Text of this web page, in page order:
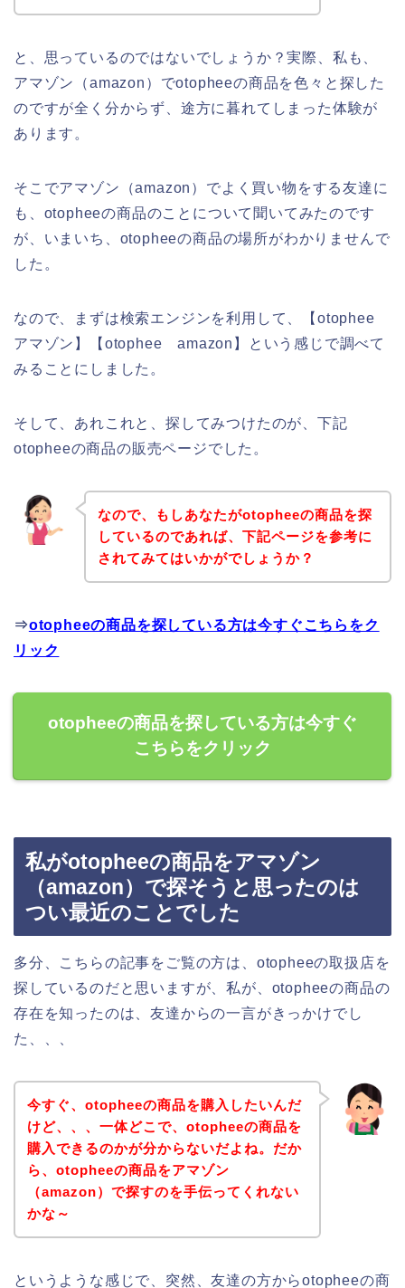
と、思っているのではないでしょうか？実際、私も、
アマゾン（amazon）でotopheeの商品を色々と探した
のですが全く分からず、途方に暮れてしまった体験が
あります。
そこでアマゾン（amazon）でよく買い物をする友達に
も、otopheeの商品のことについて聞いてみたのです
が、いまいち、otopheeの商品の場所がわかりませんで
した。
なので、まずは検索エンジンを利用して、【otophee
アマゾン】【otophee amazon】という感じで調べて
みることにしました。
そして、あれこれと、探してみつけたのが、下記
otopheeの商品の販売ページでした。
なので、もしあなたがotopheeの商品を探
しているのであれば、下記ページを参考に
されてみてはいかがでしょうか？
⇒otopheeの商品を探している方は今すぐこちらをク
リック
otopheeの商品を探している方は今すぐ
こちらをクリック
私がotopheeの商品をアマゾン
（amazon）で探そうと思ったのは
つい最近のことでした
多分、こちらの記事をご覧の方は、otopheeの取扱店を
探しているのだと思いますが、私が、otopheeの商品の
存在を知ったのは、友達からの一言がきっかけでし
た、、、
今すぐ、otopheeの商品を購入したいんだ
けど、、、一体どこで、otopheeの商品を
購入できるのかが分からないだよね。だか
ら、otopheeの商品をアマゾン
（amazon）で探すのを手伝ってくれない
かな～
というような感じで、突然、友達の方からotopheeの商